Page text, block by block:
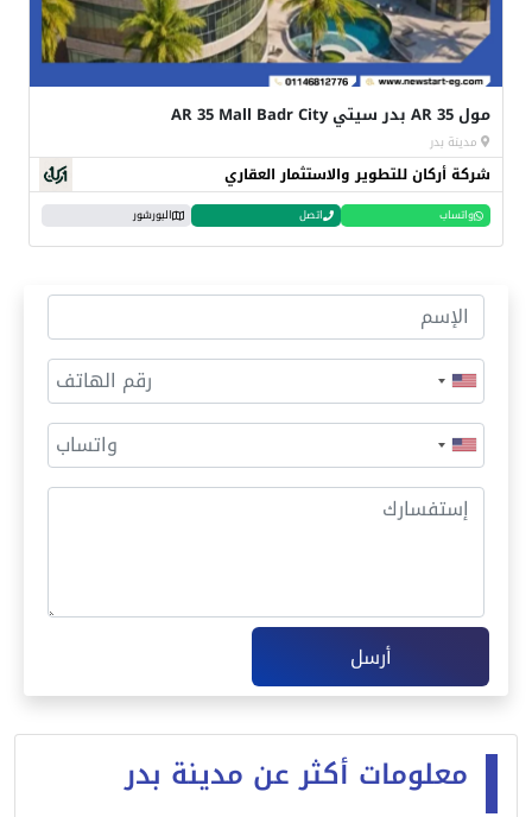
مول AR 35 بدر سيتي AR 35 Mall Badr City
مدينة بدر
شركة أركان للتطوير والاستثمار العقاري
واتساب اتصل البورشور
أرسل
معلومات أكثر عن مدينة بدر